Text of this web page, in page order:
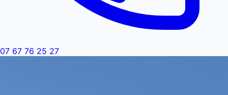
07 67 76 25 27